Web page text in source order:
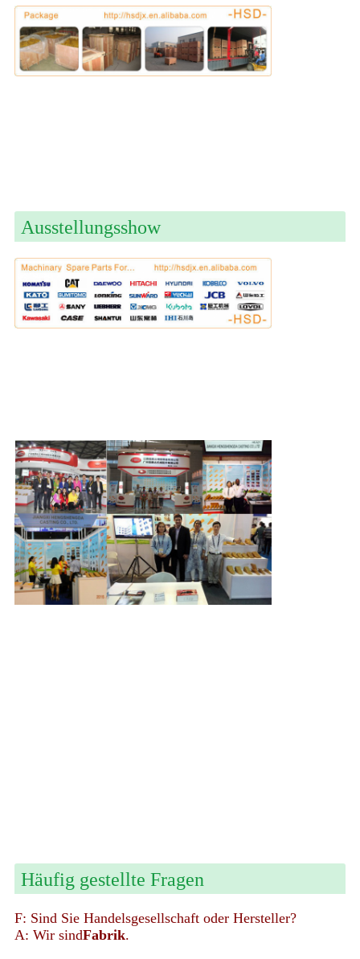
Ausstellungsshow
Häufig gestellte Fragen
F: Sind Sie Handelsgesellschaft oder Hersteller?
A: Wir sindFabrik.